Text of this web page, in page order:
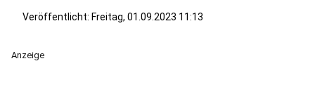
Veröffentlicht: Freitag, 01.09.2023 11:13
Anzeige